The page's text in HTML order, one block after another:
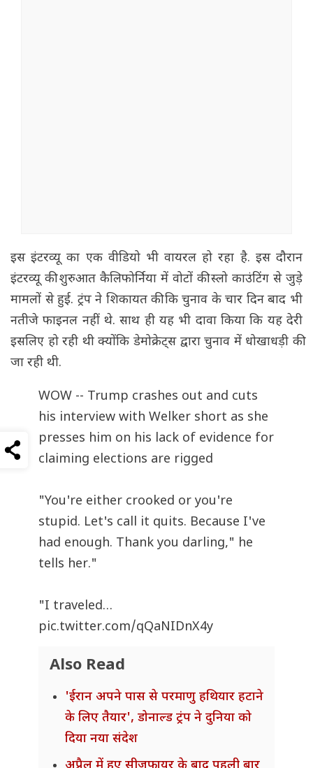
इस इंटरव्यू का एक वीडियो भी वायरल हो रहा है. इस दौरान
इंटरव्यू की शुरुआत कैलिफोर्निया में वोटों की स्लो काउंटिंग से जुड़े
मामलों से हुई. ट्रंप ने शिकायत की कि चुनाव के चार दिन बाद भी
नतीजे फाइनल नहीं थे. साथ ही यह भी दावा किया कि यह देरी
इसलिए हो रही थी क्योंकि डेमोक्रेट्स द्वारा चुनाव में धोखाधड़ी की
जा रही थी.
WOW -- Trump crashes out and cuts
his interview with Welker short as she
presses him on his lack of evidence for
claiming elections are rigged
"You're either crooked or you're
stupid. Let's call it quits. Because I've
had enough. Thank you darling," he
tells her."
"I traveled…
pic.twitter.com/qQaNIDnX4y
Also Read
'ईरान अपने पास से परमाणु हथियार हटाने
के लिए तैयार', डोनाल्ड ट्रंप ने दुनिया को
दिया नया संदेश